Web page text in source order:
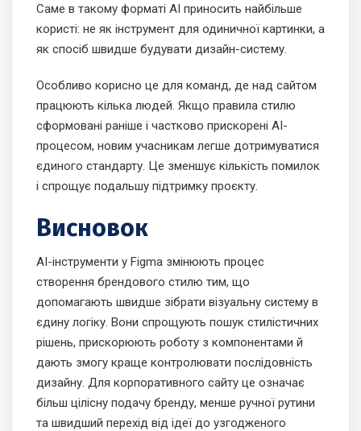
Саме в такому форматі AI приносить найбільше
користі: не як інструмент для одиничної картинки, а
як спосіб швидше будувати дизайн-систему.
Особливо корисно це для команд, де над сайтом
працюють кілька людей. Якщо правила стилю
сформовані раніше і частково прискорені AI-
процесом, новим учасникам легше дотримуватися
єдиного стандарту. Це зменшує кількість помилок
і спрощує подальшу підтримку проєкту.
Висновок
AI-інструменти у Figma змінюють процес
створення брендового стилю тим, що
допомагають швидше зібрати візуальну систему в
єдину логіку. Вони спрощують пошук стилістичних
рішень, прискорюють роботу з компонентами й
дають змогу краще контролювати послідовність
дизайну. Для корпоративного сайту це означає
більш цілісну подачу бренду, менше ручної рутини
та швидший перехід від ідеї до узгодженого